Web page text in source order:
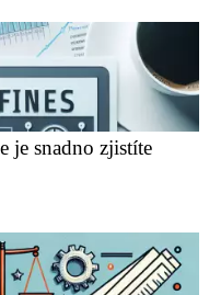
je snadno zjistíte